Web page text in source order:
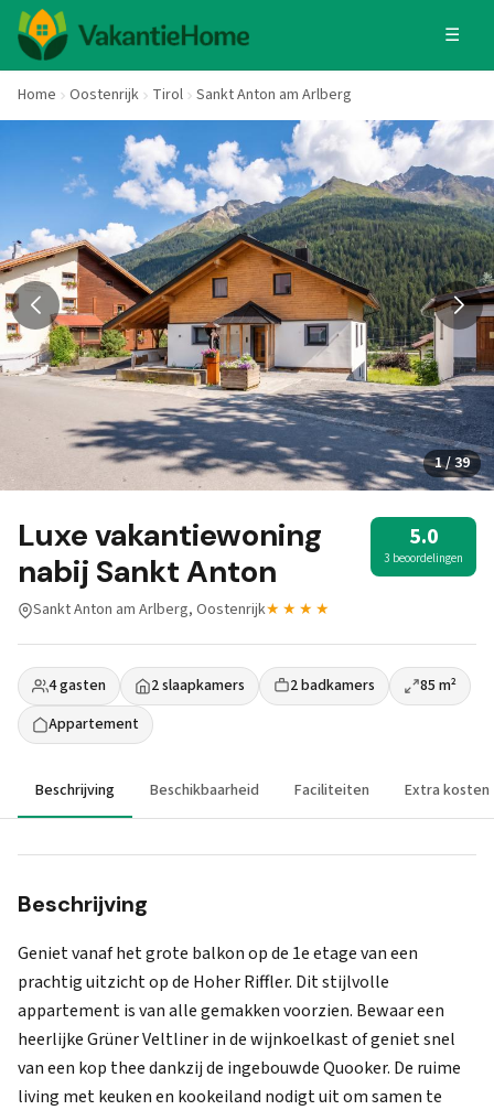
☰
Home Oostenrijk Tirol Sankt Anton am Arlberg
1 / 39
Luxe vakantiewoning
nabij Sankt Anton
5.0
3 beoordelingen
Sankt Anton am Arlberg, Oostenrijk★★★★
4 gasten 2 slaapkamers 2 badkamers
85 m²
Appartement
Beschrijving Beschikbaarheid Faciliteiten Extra kosten
Beschrijving
Geniet vanaf het grote balkon op de 1e etage van een
prachtig uitzicht op de Hoher Riffler. Dit stijlvolle
appartement is van alle gemakken voorzien. Bewaar een
heerlijke Grüner Veltliner in de wijnkoelkast of geniet snel
van een kop thee dankzij de ingebouwde Quooker. De ruime
living met keuken en kookeiland nodigt uit om samen te